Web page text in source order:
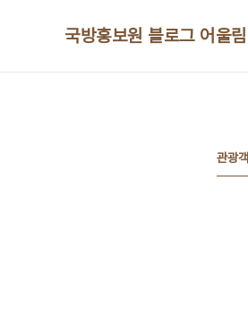
국방홍보원 블로그 어울림
관광객